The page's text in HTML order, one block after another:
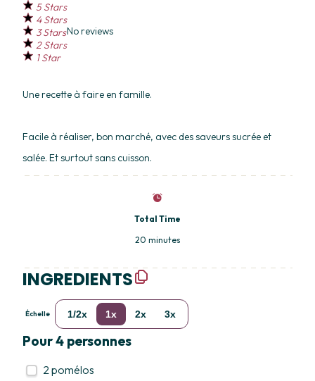
5 Stars
4 Stars
3 Stars
2 Stars
1 Star
No reviews
Une recette à faire en famille.
Facile à réaliser, bon marché, avec des saveurs sucrée et
salée. Et surtout sans cuisson.
Total Time
20 minutes
INGREDIENTS
Échelle 1/2x 1x 2x 3x
Pour 4 personnes
2 pomélos